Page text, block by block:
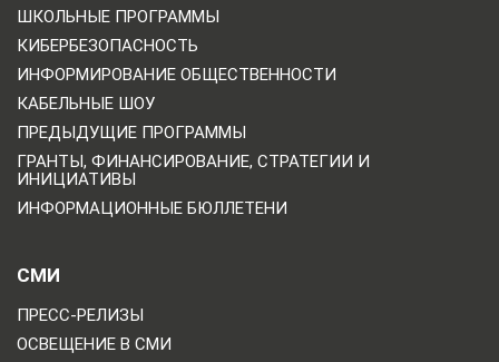
ШКОЛЬНЫЕ ПРОГРАММЫ
КИБЕРБЕЗОПАСНОСТЬ
ИНФОРМИРОВАНИЕ ОБЩЕСТВЕННОСТИ
КАБЕЛЬНЫЕ ШОУ
ПРЕДЫДУЩИЕ ПРОГРАММЫ
ГРАНТЫ, ФИНАНСИРОВАНИЕ, СТРАТЕГИИ И
ИНИЦИАТИВЫ
ИНФОРМАЦИОННЫЕ БЮЛЛЕТЕНИ
СМИ
ПРЕСС-РЕЛИЗЫ
ОСВЕЩЕНИЕ В СМИ